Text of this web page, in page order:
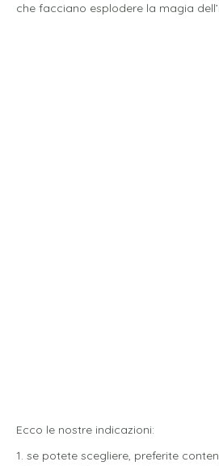
che facciano esplodere la magia
Ecco le nostre indicazioni:
1. se potete scegliere, preferite